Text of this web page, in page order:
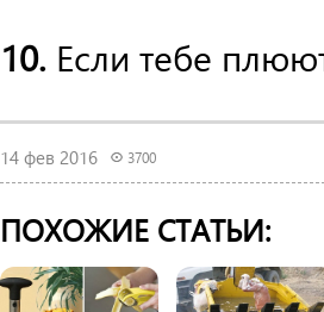
10. Если тебе
14 фев 2016 3700
ПОХОЖИЕ СТАТЬИ: